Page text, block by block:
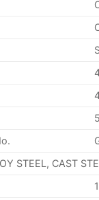
STEEL, CAST